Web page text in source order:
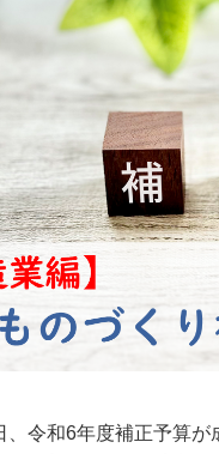
、令和6年度補正予算